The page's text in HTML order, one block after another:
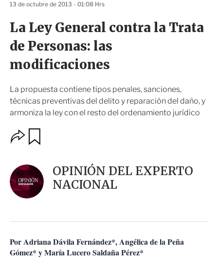
e
La Ley General contra la Trata
de Personas: las
modificaciones
La propuesta contiene tipos penales, sanciones,
técnicas preventivas del delito y reparación del daño, y
armoniza la ley con el resto del ordenamiento jurídico
13 de octubre de 2013 - 01:08 Hrs
O
p
o
n
e
s
c
m
p
a
r
OPINIÓN DEL EXPERTO
NACIONAL
Por Adriana Dávila Fernández*, Angélica de la Peña
Gómez* y María Lucero Saldaña Pérez*